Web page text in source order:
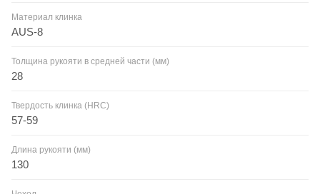
Материал клинка
AUS-8
Толщина рукояти в средней части (мм)
28
Твердость клинка (HRC)
57-59
Длина рукояти (мм)
130